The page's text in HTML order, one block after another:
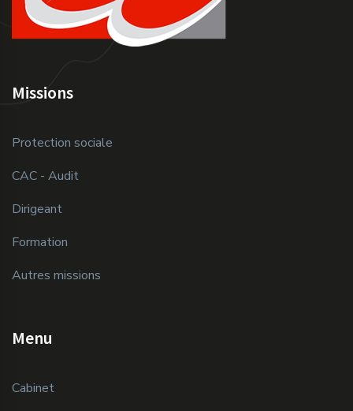
Missions
Protection sociale
CAC - Audit
Dirigeant
Formation
Autres missions
Menu
Cabinet